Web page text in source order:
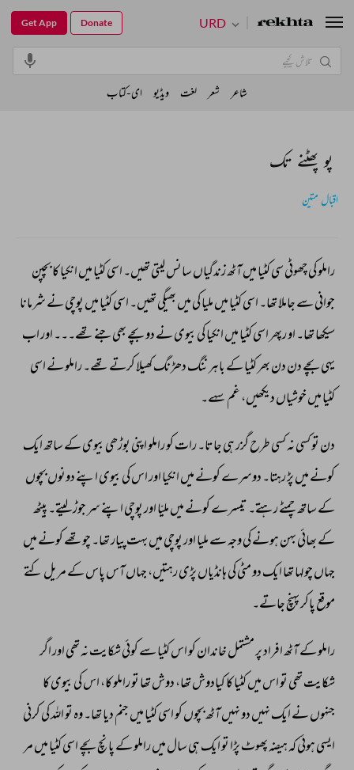
پو پھٹنے تک
اقبال متین
راملو کی چھوٹی سی کٹیا میں آٹھ زندگیاں سانس لیتی تھیں۔ اسی کٹیا میں انکیا کا بچپن
جوانی سے جاملا تھا۔ اسی کٹیا میں ملیا کی میں بھیگی تھیں۔ اسی کٹیا میں پوچی نے شرمانا
سیکھا تھا۔ او رپھر اسی کٹیا میں انکیا کی بیوی نے دو بچے بھی جنے تھے۔۔۔ اور اب
یہی بچے دن دن بھر کٹیا کے باہر ننگ دھڑنگ کھیلا کرتے تھے۔ راملو نے اسی
کٹیا میں خوشیاں دیکھیں، غم سہے۔
دن تو کسی نہ کسی طرح گزر ہی جاتا۔ رات کو راملو اپنی بوڑھی بیوی کے ساتھ ایک
کونے میں پڑ رہتا۔ دوسرے کونے میں انکیا اور اس کی بیوی اپنے دونوں بچوں
کے ساتھ چمٹے رہتے۔ تیسرے کونے میں ملیّا اور پوچی اپنے سر جوڑ لیتے۔ پیٹھ
کے بھائی بہن ہونے کی وجہ سے ملیا اور پوچی میں بہت پیار تھا۔ چوتھے کونے میں
جہاں چولہا تھا ایک دو مٹی کی ہانڈیاں پڑی رہتیں، جہاں آس پاس کے مریل کتے
موقع پاکر پہنچ جاتے۔
راملو کے آٹھ افراد پر مشتمل خاندان کو اس کٹیا سے کوئی شکایت نہ تھی اور اگر
شکایت تھی تو اس میں کٹیا کا کیادوش تھا، دوش تھا تو راملو کا، اس کی بیوی کا
جنہوں نے ایک نہیں دو نہیں آٹھ بچوں کو اسی کٹیا میں جنم دیا تھا۔ وہ تو اللہ کی کرنی
ایسی ہوئی کہ ہیضہ پھوٹ پڑا تو ایک ہی سال میں راملو کے پانچ بچے اسی کٹیا میں مر
URD
Get App Donate
شاعر شعر لغت ویڈیو ای-کتاب